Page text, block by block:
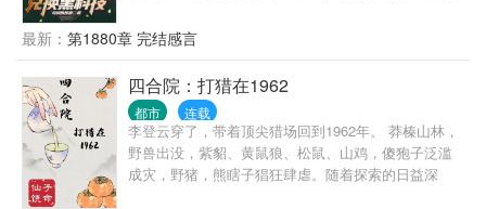
你的老师，怨念值＋1000！” “全班第二丁阳泽得知他
暗恋的女神是你的舔狗，心态爆炸，怨念值＋800！”
“你宣布对不友好国家进行技术封锁，怨念值＋4亿！”
“你积累的怨念值突破十万点，获得技能过目不忘！”
“你积累的怨念值突破百万点，获得延寿基因技术！”
“你积累的怨念值突破千万点，获得星际飞船样本！”
宋河难绷，你们学霸这么容易破防的？再这么下去，
我可真要无敌了……
最新： 第1880章 完结感言
四合院：打猎在1962
都市 连载
李登云穿了，带着顶尖猎场回到1962年。 莽榛山林，
野兽出没，紫貂、黄鼠狼、松鼠、山鸡，傻狍子泛滥
成灾，野猪，熊瞎子猖狂肆虐。随着探索的日益深